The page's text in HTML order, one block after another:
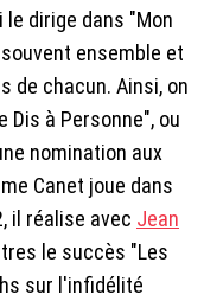
le dirige dans "Mon
ensemble et
de chacun. Ainsi, on
Dis à Personne", ou
nomination aux
Canet joue dans
il réalise avec Jean
le succès "Les
sur l'infidélité